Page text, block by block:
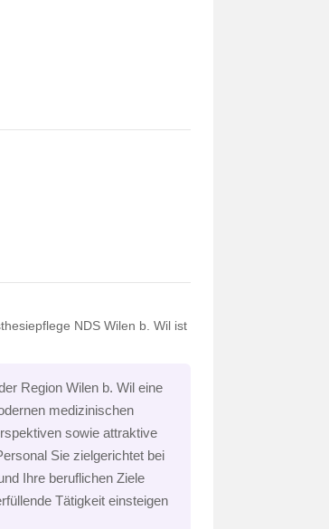
NDS Wilen b. Wil ist
Region Wilen b. Wil eine
medizinischen
sowie attraktive
Sie zielgerichtet bei
Ihre beruflichen Ziele
Tätigkeit einsteigen